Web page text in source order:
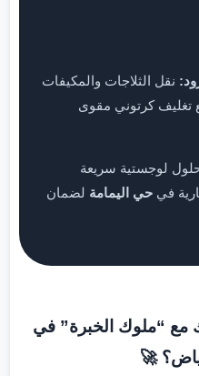
نقل الثلاجات والمكيفات
كرتوني مقوى
لوجستية سريعة
في حي اليمامة لضمان
“ملوك الخبرة” في
🚀